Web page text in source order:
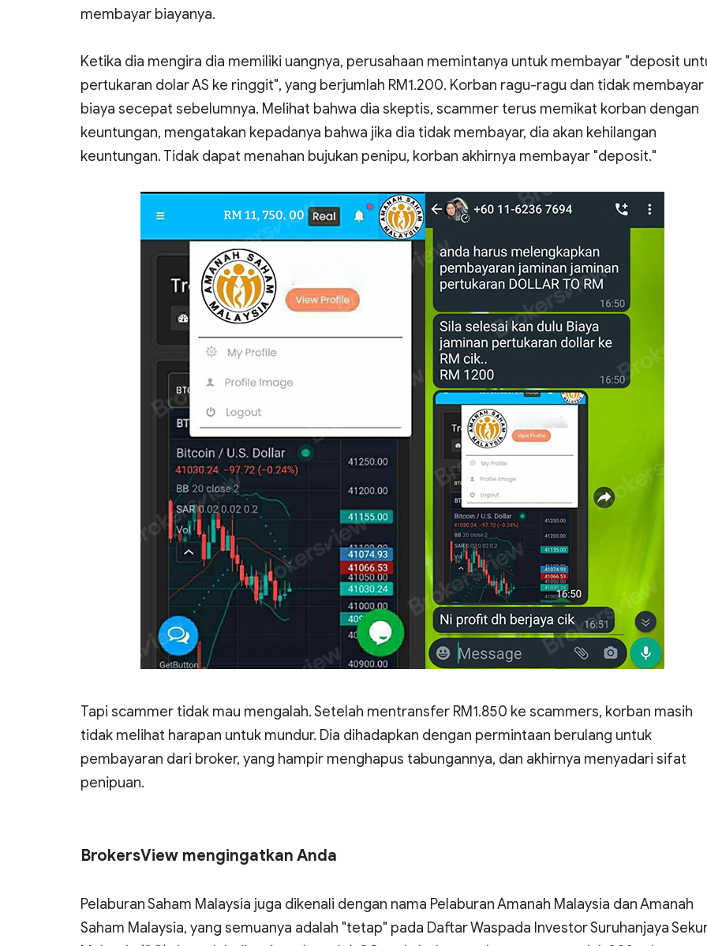
membayar biayanya.
Ketika dia mengira dia memiliki uangnya, perusahaan memintanya untuk membayar "deposit
pertukaran dolar AS ke ringgit", yang berjumlah RM1.200. Korban ragu-ragu dan tidak membayar
biaya secepat sebelumnya. Melihat bahwa dia skeptis, scammer terus memikat korban dengan
keuntungan, mengatakan kepadanya bahwa jika dia tidak membayar, dia akan kehilangan
keuntungan. Tidak dapat menahan bujukan penipu, korban akhirnya membayar "deposit."
Tapi scammer tidak mau mengalah. Setelah mentransfer RM1.850 ke scammers, korban masih
tidak melihat harapan untuk mundur. Dia dihadapkan dengan permintaan berulang untuk
pembayaran dari broker, yang hampir menghapus tabungannya, dan akhirnya menyadari sifat
penipuan.
BrokersView mengingatkan Anda
Pelaburan Saham Malaysia juga dikenali dengan nama Pelaburan Amanah Malaysia dan Amanah
Saham Malaysia, yang semuanya adalah "tetap" pada Daftar Waspada Investor Suruhanjaya